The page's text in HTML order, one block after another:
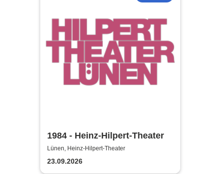
1984 - Heinz-Hilpert-Theater
Lünen, Heinz-Hilpert-Theater
23.09.2026